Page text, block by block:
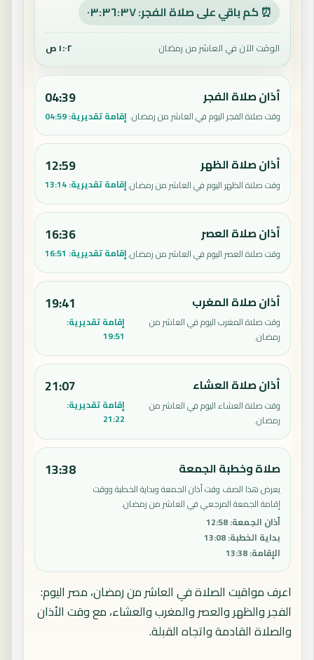
⏰ كم باقي على صلاة الفجر: ٠٣:٣٦:٣٦
الوقت الآن في العاشر من رمضان ١:٠٢ ص
أذان صلاة الفجر
وقت صلاة الفجر اليوم في العاشر من رمضان.
04:39
إقامة تقديرية:04:59
أذان صلاة الظهر
وقت صلاة الظهر اليوم في العاشر من رمضان.
12:59
إقامة تقديرية:13:14
أذان صلاة العصر
وقت صلاة العصر اليوم في العاشر من رمضان.
16:36
إقامة تقديرية: 16:51
أذان صلاة المغرب
وقت صلاة المغرب اليوم في العاشر من
رمضان.
19:41
إقامة تقديرية:
19:51
أذان صلاة العشاء
وقت صلاة العشاء اليوم في العاشر من
رمضان.
21:07
إقامة تقديرية:
21:22
صلاة وخطبة الجمعة
يعرض هذا الصف وقت أذان الجمعة وبداية الخطبة ووقت
إقامة الجمعة المرجعي في العاشر من رمضان.
أذان الجمعة:
12:58
بداية الخطبة:
13:08
الإقامة:
13:38
13:38
اعرف مواقيت الصلاة في العاشر من رمضان، مصر اليوم:
الفجر والظهر والعصر والمغرب والعشاء، مع وقت الأذان
والصلاة القادمة واتجاه القبلة.